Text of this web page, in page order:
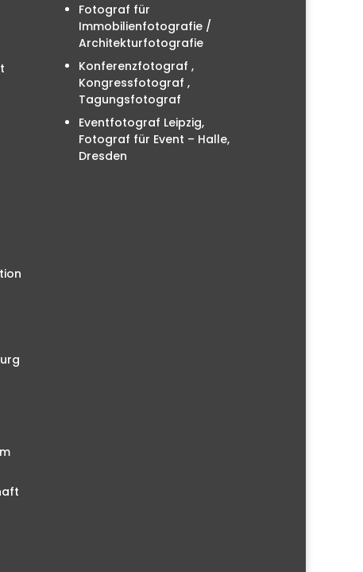
Fotograf für
Immobilienfotografie /
Architekturfotografie
Konferenzfotograf ,
Kongressfotograf ,
Tagungsfotograf
Eventfotograf Leipzig,
Fotograf für Event – Halle,
Dresden